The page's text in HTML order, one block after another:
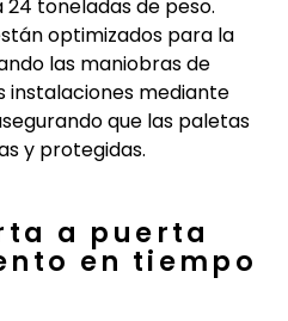
toneladas de peso.
optimizados para la
las maniobras de
instalaciones mediante
que las paletas
y protegidas.
a puerta
en tiempo